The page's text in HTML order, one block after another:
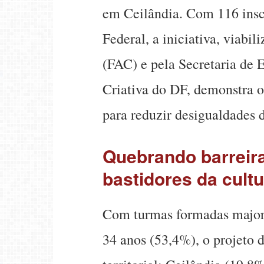
em Ceilândia. Com 116
Federal, a iniciativa,
(FAC) e pela Secretaria de
Criativa do DF, demonstra
para reduzir desigualdades
Quebrando
bastidores da
Com turmas formadas
34 anos (53,4%), o projeto